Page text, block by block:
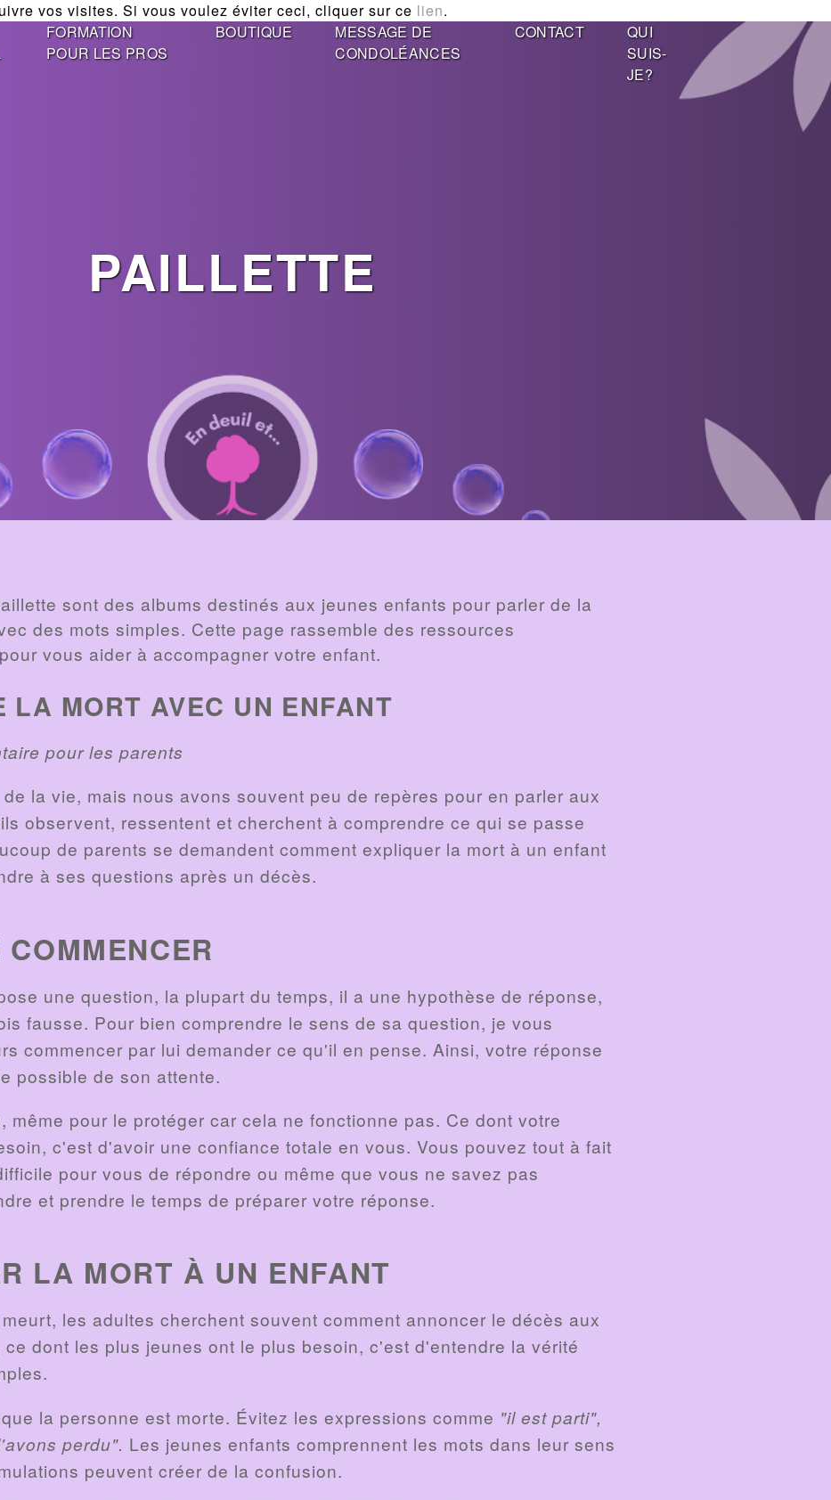
vos visites. Si vous voulez éviter ceci, cliquer sur ce lien.
FORMATION
POUR LES PROS
BOUTIQUE
MESSAGE DE
CONDOLÉANCES
CONTACT
QUI
SUIS-
JE?
PAILLETTE
sont des albums destinés aux jeunes enfants pour parler de la
des mots simples. Cette page rassemble des ressources
vous aider à accompagner votre enfant.
LA MORT AVEC UN ENFANT
pour les parents
la vie, mais nous avons souvent peu de repères pour en parler aux
observent, ressentent et cherchent à comprendre ce qui se passe
de parents se demandent comment expliquer la mort à un enfant
à ses questions après un décès.
une question, la plupart du temps, il a une hypothèse de réponse,
fausse. Pour bien comprendre le sens de sa question, je vous
commencer par lui demander ce qu'il en pense. Ainsi, votre réponse
possible de son attente.
même pour le protéger car cela ne fonctionne pas. Ce dont votre
c'est d'avoir une confiance totale en vous. Vous pouvez tout à fait
pour vous de répondre ou même que vous ne savez pas
et prendre le temps de préparer votre réponse.
LA MORT À UN ENFANT
les adultes cherchent souvent comment annoncer le décès aux
dont les plus jeunes ont le plus besoin, c'est d'entendre la vérité
la personne est morte. Évitez les expressions comme "il est parti",
perdu". Les jeunes enfants comprennent les mots dans leur sens
peuvent créer de la confusion.